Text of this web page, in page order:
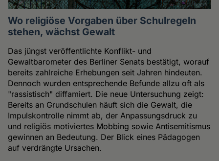
Wo religiöse Vorgaben über Schulregeln
stehen, wächst Gewalt
Das jüngst veröffentlichte Konflikt- und
Gewaltbarometer des Berliner Senats bestätigt, worauf
bereits zahlreiche Erhebungen seit Jahren hindeuten.
Dennoch wurden entsprechende Befunde allzu oft als
"rassistisch" diffamiert. Die neue Untersuchung zeigt:
Bereits an Grundschulen häuft sich die Gewalt, die
Impulskontrolle nimmt ab, der Anpassungsdruck zu
und religiös motiviertes Mobbing sowie Antisemitismus
gewinnen an Bedeutung. Der Blick eines Pädagogen
auf verdrängte Ursachen.